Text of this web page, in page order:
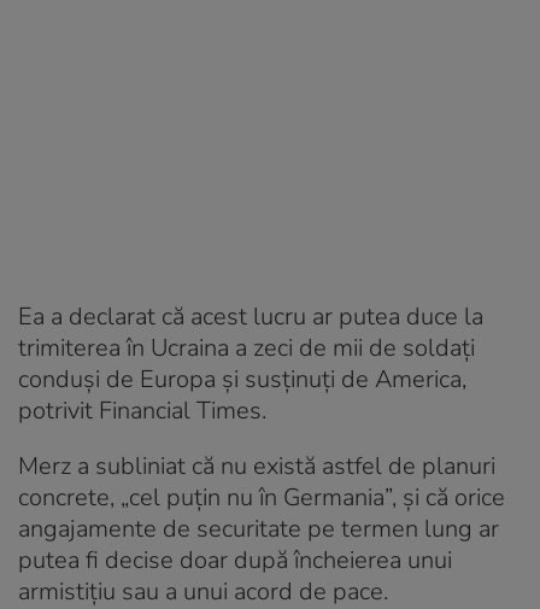
Ea a declarat că acest lucru ar putea duce la
trimiterea în Ucraina a zeci de mii de soldați
conduși de Europa și susținuți de America,
potrivit Financial Times.
Merz a subliniat că nu există astfel de planuri
concrete, „cel puțin nu în Germania”, și că orice
angajamente de securitate pe termen lung ar
putea fi decise doar după încheierea unui
armistițiu sau a unui acord de pace.